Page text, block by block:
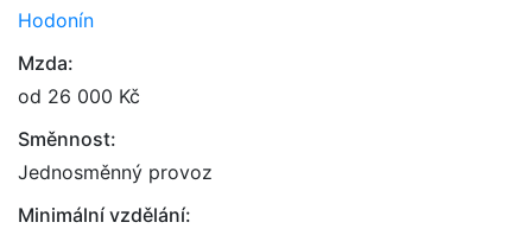
Hodonín
Mzda:
od 26 000 Kč
Směnnost:
Jednosměnný provoz
Minimální vzdělání: